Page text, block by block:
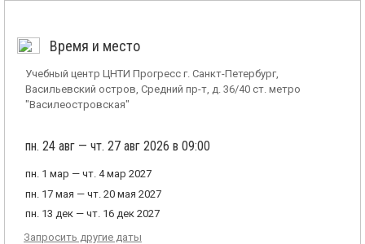
Время и место
Учебный центр ЦНТИ Прогресс г. Санкт-Петербург,
Васильевский остров, Средний пр-т, д. 36/40 ст. метро
"Василеостровская"
пн. 24 авг — чт. 27 авг 2026 в 09:00
пн. 1 мар — чт. 4 мар 2027
пн. 17 мая — чт. 20 мая 2027
пн. 13 дек — чт. 16 дек 2027
Запросить другие даты